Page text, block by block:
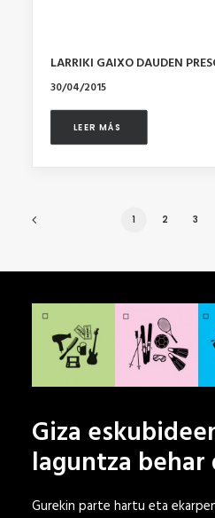
LARRIKI GAIXO DAUDEN
30/04/2015
LEER MÁS
1 2 3
Giza
laguntza behar
Gurekin parte hartu eta